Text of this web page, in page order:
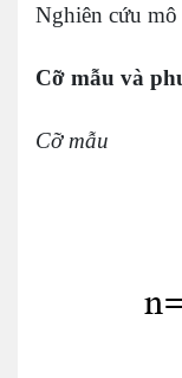
Nghiên cứu mô
Cỡ mẫu và
Cỡ mẫu